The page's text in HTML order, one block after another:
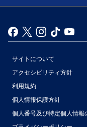
サイトについて
アクセシビリティ方針
利用規約
個人情報保護方針
個人番号及び特定個人情